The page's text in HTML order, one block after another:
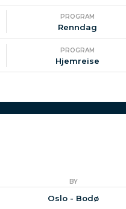
PROGRAM
Renndag
PROGRAM
Hjemreise
BY
Oslo - Bodø